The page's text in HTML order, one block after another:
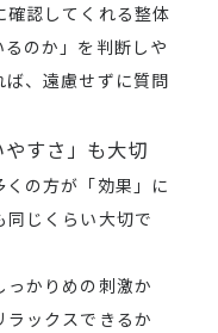
確認してくれる整体
のか」を判断しや
、遠慮せずに質問
すさ」も大切
の方が「効果」に
同じくらい大切で
っかりめの刺激か
ラックスできるか